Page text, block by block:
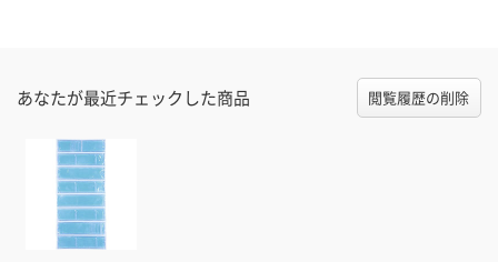
あなたが最近チェックした商品 閲覧履歴の削除